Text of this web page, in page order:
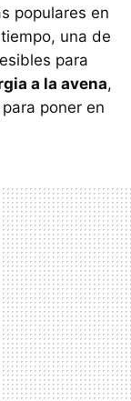
populares en
una de
para
a la avena,
para poner en